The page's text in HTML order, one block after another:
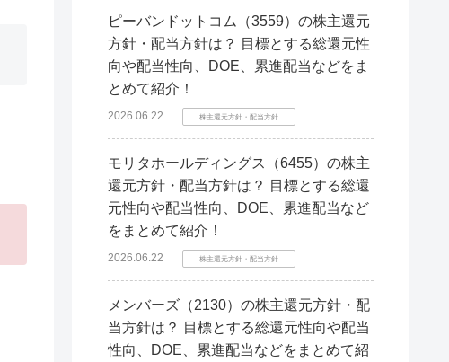
ピーバンドットコム（3559）の株主還元
方針・配当方針は？ 目標とする総還元性
向や配当性向、DOE、累進配当などをま
とめて紹介！
2026.06.22 株主還元方針・配当方針
モリタホールディングス（6455）の株主
還元方針・配当方針は？ 目標とする総還
元性向や配当性向、DOE、累進配当など
をまとめて紹介！
2026.06.22 株主還元方針・配当方針
メンバーズ（2130）の株主還元方針・配
当方針は？ 目標とする総還元性向や配当
性向、DOE、累進配当などをまとめて紹